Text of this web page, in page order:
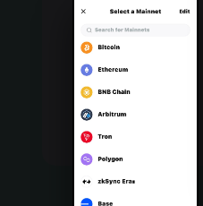
Português (Portugal)
Bahasa Indonesia